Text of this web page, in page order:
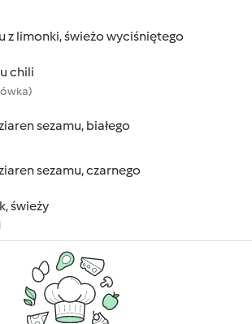
z limonki, świeżo wyciśniętego
chili
sezamu, białego
sezamu, czarnego
świeży